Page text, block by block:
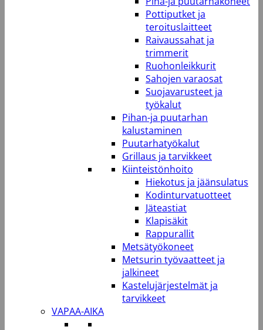
Pottiputket ja
teroituslaitteet
Raivaussahat ja
trimmerit
Ruohonleikkurit
Sahojen varaosat
Suojavarusteet ja
työkalut
Pihan-ja puutarhan
kalustaminen
Puutarhatyökalut
Grillaus ja tarvikkeet
Kiinteistönhoito
Hiekotus ja jäänsulatus
Kodinturvatuotteet
Jäteastiat
Klapisäkit
Rappurallit
Metsätyökoneet
Metsurin työvaatteet ja
jalkineet
Kastelujärjestelmät ja
tarvikkeet
VAPAA-AIKA